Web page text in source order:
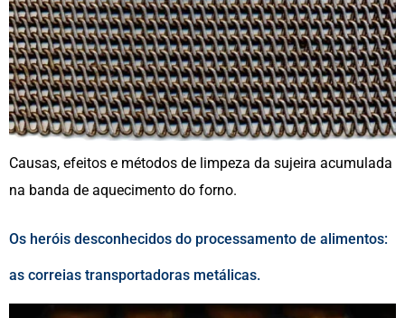
Causas, efeitos e métodos de limpeza da sujeira acumulada
na banda de aquecimento do forno.
Os heróis desconhecidos do processamento de alimentos:
as correias transportadoras metálicas.